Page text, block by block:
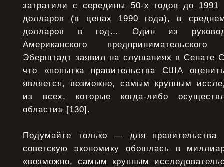
затратили с середины 50-х годов до
долларов (в ценах 1990 года), в
долларов в год… Один из
Американского
Эберштадт заявил на слушаниях в Сенате
что «попытка правительства США
является, возможно, самым крупным
из всех, которые когда-либо
области» [130].
Подумайте только — для
советскую экономику обошлась в
«возможно, самым крупным